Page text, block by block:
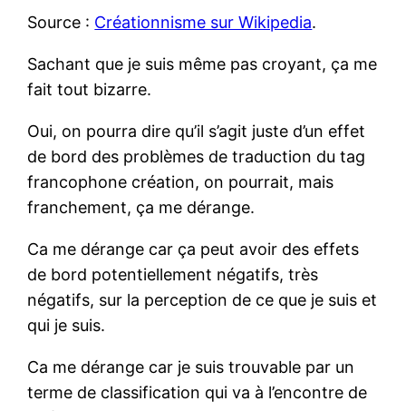
Source : Créationnisme sur Wikipedia.
Sachant que je suis même pas croyant, ça me
fait tout bizarre.
Oui, on pourra dire qu’il s’agit juste d’un effet
de bord des problèmes de traduction du tag
francophone création, on pourrait, mais
franchement, ça me dérange.
Ca me dérange car ça peut avoir des effets
de bord potentiellement négatifs, très
négatifs, sur la perception de ce que je suis et
qui je suis.
Ca me dérange car je suis trouvable par un
terme de classification qui va à l’encontre de